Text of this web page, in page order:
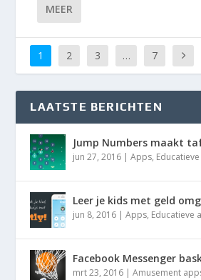
MEER
1 2 3 … 7
LAATSTE BERICHTEN
Jump Numbers maakt
jun 27, 2016 |Apps,
Leer je kids met geld
jun 8, 2016 |Apps, Educatieve
Facebook Messenger
mrt 23, 2016 |Amusement